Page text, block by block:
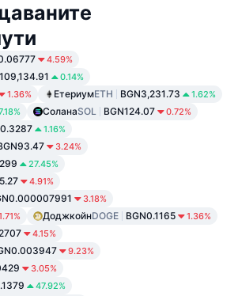
4.59%
0.14%
1.36% ЕтериумETH BGN3,231.73 1.62%
СоланаSOL BGN124.07 0.72%
1.16%
3.24%
27.45%
4.91%
3.18%
ДоджкойнDOGE BGN0.1165 1.36%
4.15%
9.23%
3.05%
47.92%